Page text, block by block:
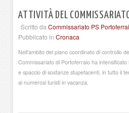
ATTIVITÀ DEL
Scritto da Commissariato PS
Pubblicato in Cronaca
Nell’ambito del piano coordinato di controllo
Commissariato di Portoferraio ha
e spaccio di sostanze stupefacenti, in tutto il
ai numerosi turisti in vacanza.